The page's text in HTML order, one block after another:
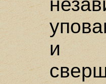
и